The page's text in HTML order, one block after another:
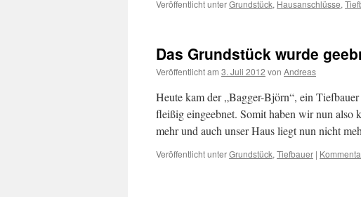
Veröffentlicht unterGrundstück, Hausanschlüsse,
Das Grundstück wurde
Veröffentlicht am 3. Juli 2012 von Andreas
Heute kam der „Bagger-Björn“, ein
fleißig eingeebnet. Somit haben wir nun also
mehr und auch unser Haus liegt nun nicht
Veröffentlicht unterGrundstück, Tiefbauer |